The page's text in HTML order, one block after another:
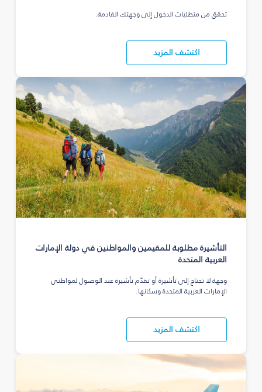
تحقق من متطلبات الدخول إلى وجهتك القادمة.
اكتشف المزيد
التأشيرة مطلوبة للمقيمين والمواطنين في دولة الإمارات
العربية المتحدة
وجهة لا تحتاج إلى تأشيرة أو تقدّم تأشيرة عند الوصول لمواطني
الإمارات العربية المتحدة وسكانها.
اكتشف المزيد